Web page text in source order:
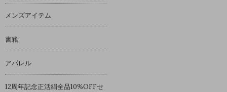
メンズアイテム
書籍
アパレル
12周年記念正活絹全品10%OFFセ